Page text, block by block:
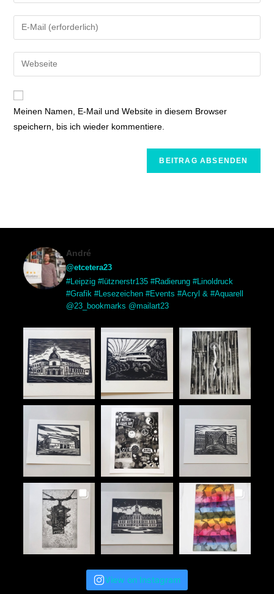
Meinen Namen, E-Mail und Website in diesem Browser
speichern, bis ich wieder kommentiere.
André
@etcetera23
#Leipzig #lütznerstr135 #Radierung #Linoldruck
#Grafik #Lesezeichen #Events #Acryl & #Aquarell
@23_bookmarks @mailart23
View on Instagram